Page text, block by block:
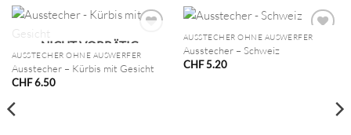
NICHT VORRÄTIG
AUSSTECHER OHNE AUSWERFER
Ausstecher – Kürbis mit Gesicht
CHF6.50
AUSSTECHER OHNE AUSWERFER
Ausstecher – Schweiz
CHF5.20